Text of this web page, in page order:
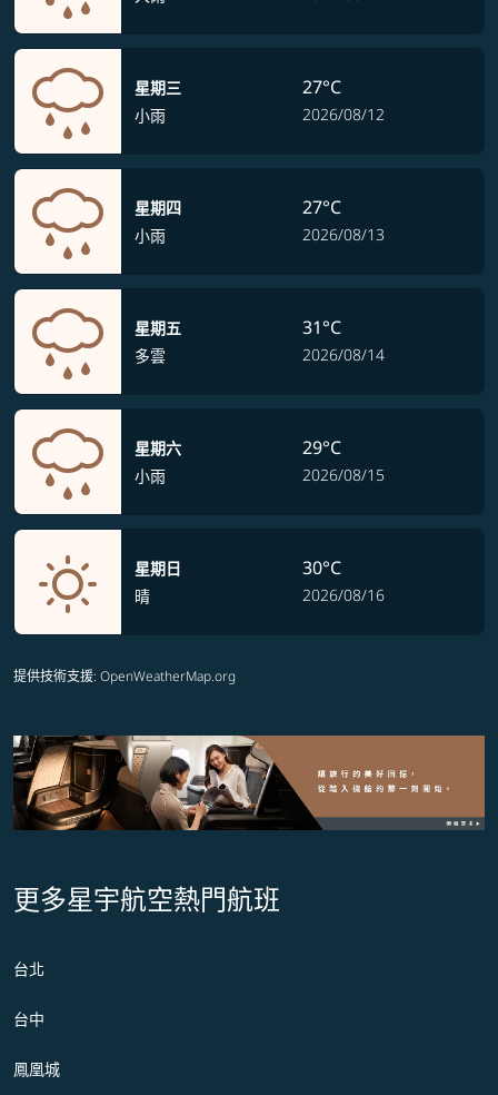
星期三
小雨
27°C
2026/08/12
星期四
小雨
27°C
2026/08/13
星期五
多雲
31°C
2026/08/14
星期六
小雨
29°C
2026/08/15
星期日
晴
30°C
2026/08/16
提供技術支援: OpenWeatherMap.org
更多星宇航空熱門航班
台北
台中
鳳凰城